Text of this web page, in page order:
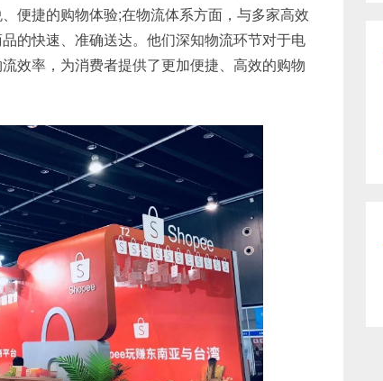
便捷的购物体验;在物流体系方面，与多家高效
的快速、准确送达。他们深知物流环节对于电
效率，为消费者提供了更加便捷、高效的购物